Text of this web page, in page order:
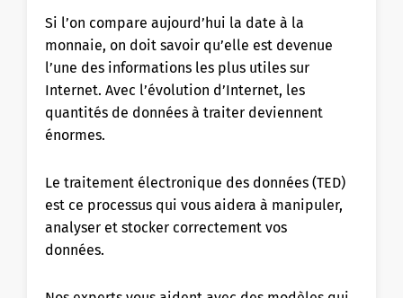
Si l’on compare aujourd’hui la date à la
monnaie, on doit savoir qu’elle est devenue
l’une des informations les plus utiles sur
Internet. Avec l’évolution d’Internet, les
quantités de données à traiter deviennent
énormes.
Le traitement électronique des données (TED)
est ce processus qui vous aidera à manipuler,
analyser et stocker correctement vos
données.